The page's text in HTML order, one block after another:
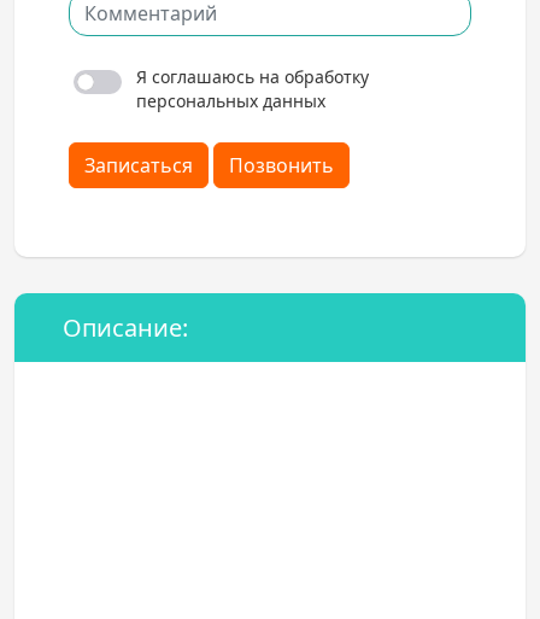
Я соглашаюсь на обработку
персональных данных
Записаться Позвонить
Описание: